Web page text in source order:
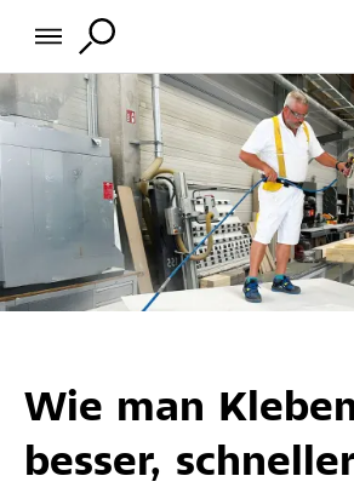
Wie man
besser,